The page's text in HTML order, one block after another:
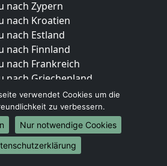
nach Zypern
nach Kroatien
nach Estland
nach Finnland
nach Frankreich
nach Griechenland
nach Italien
nach Liechtenstein
nach Luxemburg
nach Niederlande
nach Norwegen
verwendet Cookies um die
zu verbessern.
Nur notwendige Cookies